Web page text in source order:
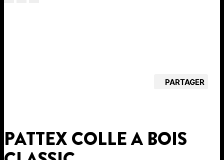
PARTAGER
PATTEX COLLE A BOIS